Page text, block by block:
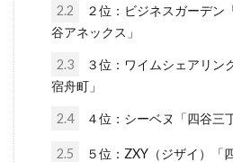
2.2
２位：ビジネスガーデン
谷アネックス」
2.3
３位：ワイムシェアリン
宿舟町」
2.4 ４位：シーベヌ「四谷三
2.5 ５位：ZXY（ジザイ）「